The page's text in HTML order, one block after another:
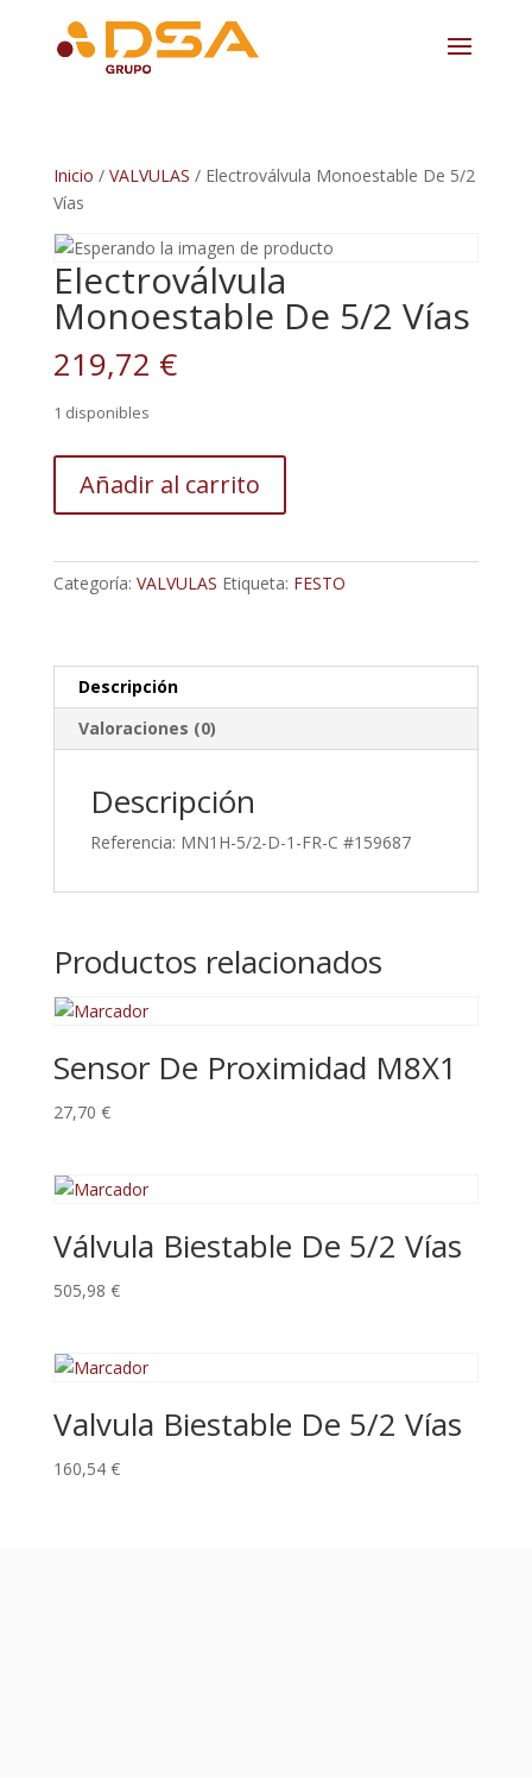
Inicio / VALVULAS / Electroválvula Monoestable De 5/2
Vías
Electroválvula
Monoestable De 5/2 Vías
219,72 €
1 disponibles
Monoestable
De
Vías
Añadir al carrito
Categoría: VALVULAS Etiqueta: FESTO
Descripción
Valoraciones (0)
Descripción
Referencia: MN1H-5/2-D-1-FR-C #159687
Productos relacionados
Sensor De Proximidad M8X1
27,70 €
Válvula Biestable De 5/2 Vías
505,98 €
Valvula Biestable De 5/2 Vías
160,54 €